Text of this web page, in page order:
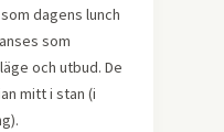
dagens lunch
som
och utbud. De
mitt i stan (i